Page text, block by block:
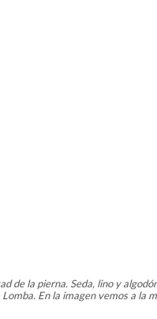
de la pierna. Seda, lino y
En la imagen vemos a la